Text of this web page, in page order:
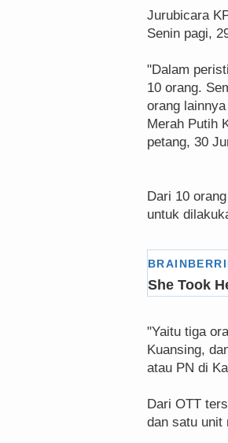
Jurubicara
Senin pagi,
"Dalam
10 orang.
orang
Merah Putih
petang, 30
Dari 10
untuk
"Yaitu tiga
Kuansing,
atau PN di
Dari OTT
dan satu unit